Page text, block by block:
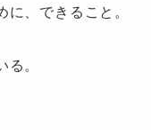
、できること。
。